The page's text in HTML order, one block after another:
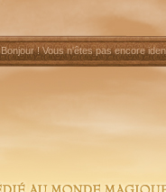
Bonjour !Vous n'êtes pas encore